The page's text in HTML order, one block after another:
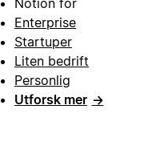
Enterprise
Startuper
Liten bedrift
Personlig
Utforsk mer →